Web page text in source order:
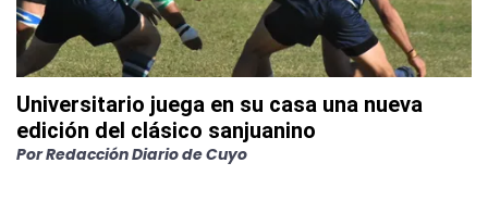
Universitario juega en su casa una nueva
edición del clásico sanjuanino
PorRedacción Diario de Cuyo